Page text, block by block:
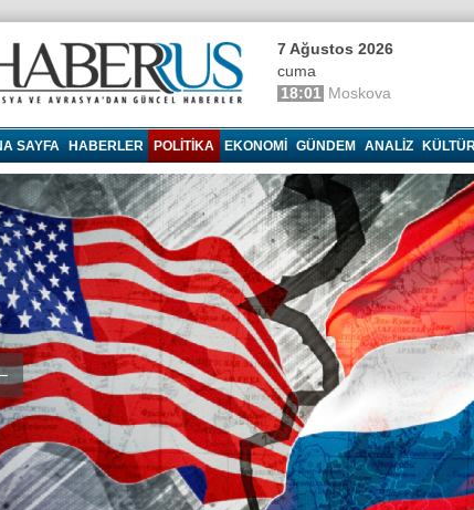
7 Ağustos 2026
cuma
18:01 Moskova
SAYFA HABERLER POLITIKA EKONOMI GÜNDEM ANALIZ